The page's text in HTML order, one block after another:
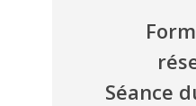
Séance